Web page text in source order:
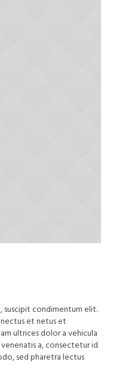
suscipit condimentum elit.
et netus et
ultrices dolor a vehicula
a, consectetur id
sed pharetra lectus